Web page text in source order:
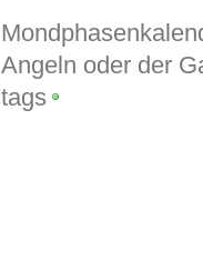
Angeln oder der
tags